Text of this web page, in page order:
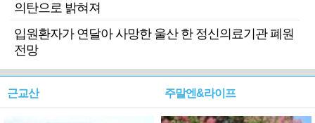
의탄으로 밝혀져
입원환자가 연달아 사망한 울산 한 정신의료기관 폐원
전망
근교산 주말엔&라이프